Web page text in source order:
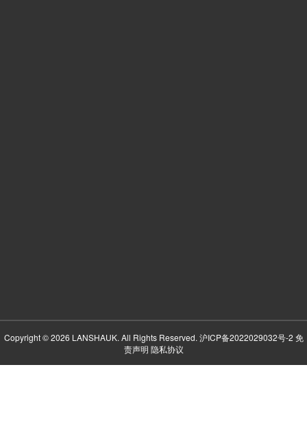
Copyright © 2026 LANSHAUK. All Rights Reserved. 沪ICP备2022029032号-2 免
责声明 隐私协议